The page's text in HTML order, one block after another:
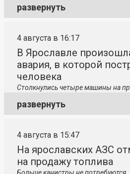
развернуть
4 августа в 16:17
В Ярославле
авария, в которой
человека
Столкнулись четыре машины на
развернуть
4 августа в 15:47
На ярославских АЗС
на продажу топлива
Больше канистры не потребуются.